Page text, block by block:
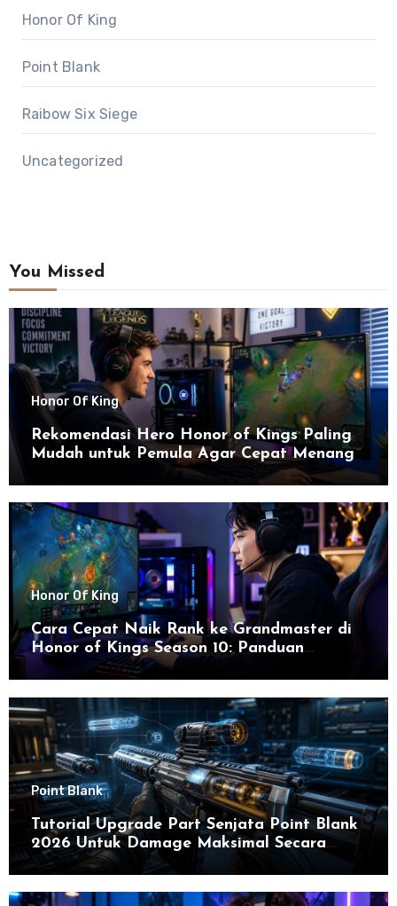
Honor Of King
Point Blank
Raibow Six Siege
Uncategorized
You Missed
Honor Of King
Rekomendasi Hero Honor of Kings Paling
Mudah untuk Pemula Agar Cepat Menang
Honor Of King
Cara Cepat Naik Rank ke Grandmaster di
Honor of Kings Season 10: Panduan
Lengkap dan Strategi Terbaru untuk Sukses
di 2026
Point Blank
Tutorial Upgrade Part Senjata Point Blank
2026 Untuk Damage Maksimal Secara
Efektif